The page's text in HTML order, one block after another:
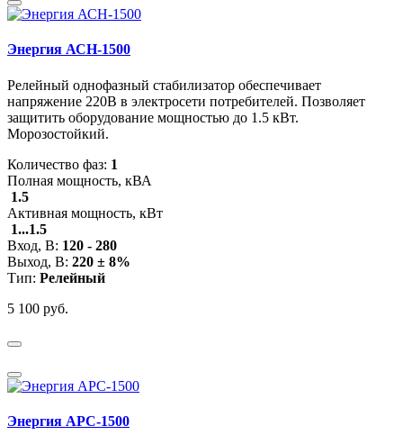
Энергия АСН-1500
Релейный однофазный стабилизатор обеспечивает
напряжение 220В в электросети потребителей. Позволяет
защитить оборудование мощностью до 1.5 кВт.
Морозостойкий.
Количество фаз: 1
Полная мощность, кВА
1.5
Активная мощность, кВт
1...1.5
Вход, В: 120 - 280
Выход, В: 220 ± 8%
Тип: Релейный
5 100 руб.
Энергия АРС-1500